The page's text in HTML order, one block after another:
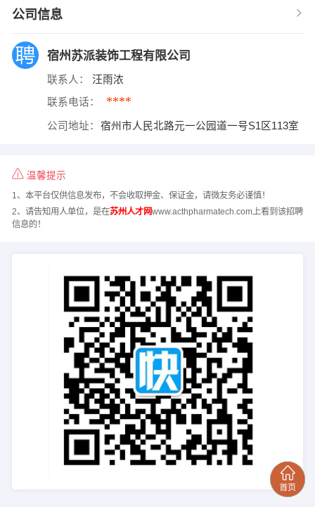
公司信息
宿州苏派装饰工程有限公司
联系人： 汪雨浓
联系电话： ****
公司地址： 宿州市人民北路元一公园道一号S1区113室
温馨提示
1、本平台仅供信息发布，不会收取押金、保证金，请微友务必谨慎！
2、请告知用人单位，是在苏州人才网www.acthpharmatech.com上看到该招聘
信息的！